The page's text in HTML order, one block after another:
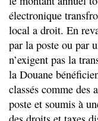
électronique
local a droit. En
par la poste ou par
n’exigent pas la
la Douane
classés comme des
poste et soumis à